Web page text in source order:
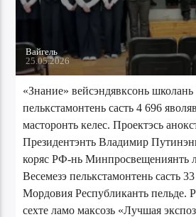
Вайгель
25.05.2026
«Знание» вейсэндявксонь
пелькстамонтень састь 4 696
масторонть келес. Проектэсь
Президентэнть Владимир
коряс РФ-нь Минпросвещениянть
Весемезэ пелькстамонтень састь
Мордовия Республиканть пельде.
сехте ламо максозь «Лучшая